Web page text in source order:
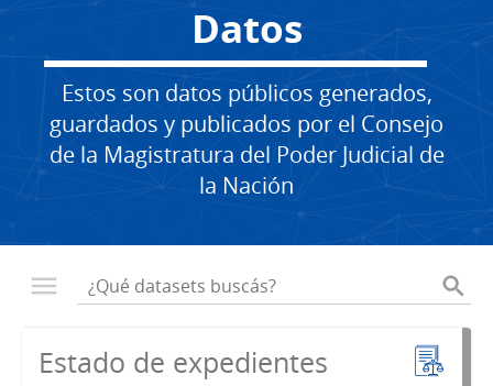
Datos
Estos son datos públicos generados,
guardados y publicados por el Consejo
de la Magistratura del Poder Judicial de
la Nación
Estado de expedientes